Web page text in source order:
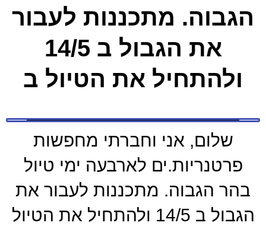
הגבוה. מתכננות לעבור
את הגבול ב 14/5
ולהתחיל את הטיול ב
שלום, אני וחברתי מחפשות
פרטנריות.ים לארבעה ימי טיול
בהר הגבוה. מתכננות לעבור את
הגבול ב 14/5 ולהתחיל את הטיול